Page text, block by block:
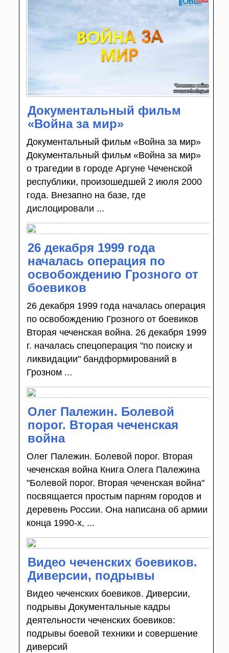
Документальный фильм
«Война за мир»
Документальный фильм «Война за мир»
Документальный фильм «Война за мир»
о трагедии в городе Аргуне Чеченской
республики, произошедшей 2 июля 2000
года. Внезапно на базе, где
дислоцировали ...
26 декабря 1999 года
началась операция по
освобождению Грозного от
боевиков
26 декабря 1999 года началась операция
по освобождению Грозного от боевиков
Вторая чеченская война. 26 декабря 1999
г. началась спецоперация "по поиску и
ликвидации" бандформирований в
Грозном ...
Олег Палежин. Болевой
порог. Вторая чеченская
война
Олег Палежин. Болевой порог. Вторая
чеченская война Книга Олега Палежина
"Болевой порог. Вторая чеченская война"
посвящается простым парням городов и
деревень России. Она написана об армии
конца 1990-х, ...
Видео чеченских боевиков.
Диверсии, подрывы
Видео чеченских боевиков. Диверсии,
подрывы Документальные кадры
деятельности чеченских боевиков:
подрывы боевой техники и совершение
диверсий